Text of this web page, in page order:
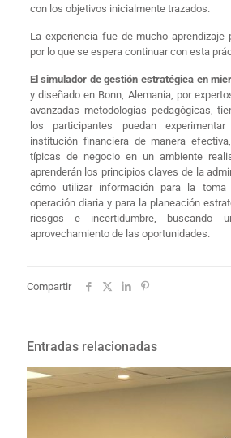
con los objetivos inicialmente trazados.
La experiencia fue de mucho aprendizaje
por lo que se espera continuar con esta
El simulador de gestión estratégica en
y diseñado en Bonn, Alemania, por
avanzadas metodologías pedagógicas,
los participantes puedan
institución financiera de manera
típicas de negocio en un ambiente
aprenderán los principios claves de la
cómo utilizar información para la
operación diaria y para la planeación
riesgos e incertidumbre, buscando
aprovechamiento de las oportunidades.
Compartir
Entradas relacionadas